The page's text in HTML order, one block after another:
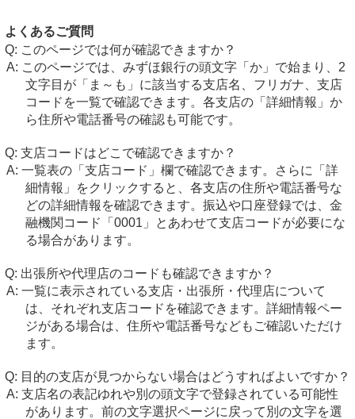
よくあるご質問
このページでは何が確認できますか？
このページでは、みずほ銀行の頭文字「か」で始まり、2
文字目が「ま～も」に該当する支店名、フリガナ、支店
コードを一覧で確認できます。各支店の「詳細情報」か
ら住所や電話番号の確認も可能です。
支店コードはどこで確認できますか？
一覧表の「支店コード」欄で確認できます。さらに「詳
細情報」をクリックすると、各支店の住所や電話番号な
どの詳細情報を確認できます。振込や口座登録では、金
融機関コード「0001」とあわせて支店コードが必要にな
る場合があります。
出張所や代理店のコードも確認できますか？
一覧に表示されている支店・出張所・代理店について
は、それぞれ支店コードを確認できます。詳細情報ペー
ジがある場合は、住所や電話番号などもご確認いただけ
ます。
目的の支店が見つからない場合はどうすればよいですか？
支店名の表記ゆれや別の頭文字で登録されている可能性
があります。前の文字選択ページに戻って別の文字を選